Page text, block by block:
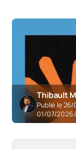
Thibault
Publié le
01/07/2026